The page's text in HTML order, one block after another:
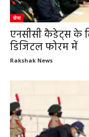
सेना
एनसीसी कैडेट्स के
डिजिटल फोरम में
Rakshak News